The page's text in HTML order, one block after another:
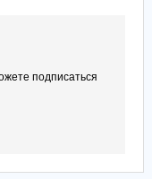
подписаться